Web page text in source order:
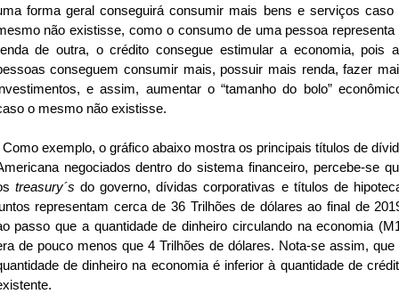
forma geral conseguirá consumir mais bens e serviços caso
não existisse, como o consumo de uma pessoa representa
de outra, o crédito consegue estimular a economia, pois
conseguem consumir mais, possuir mais renda, fazer
e assim, aumentar o “tamanho do bolo”
o mesmo não existisse.
exemplo, o gráfico abaixo mostra os principais títulos de
negociados dentro do sistema financeiro, percebe-se
treasury´s do governo, dívidas corporativas e títulos de
representam cerca de 36 Trilhões de dólares ao final de
passo que a quantidade de dinheiro circulando na economia
de pouco menos que 4 Trilhões de dólares. Nota-se assim, que
de dinheiro na economia é inferior à quantidade de